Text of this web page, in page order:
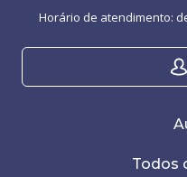
Horário de atendimento:
Todos